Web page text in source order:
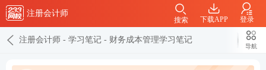
注册会计师
下载APP 登录
搜索
注册会计师 - 学习笔记 - 财务成本管理学习笔记
导航